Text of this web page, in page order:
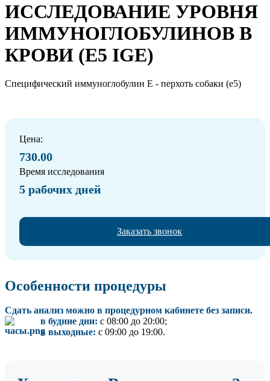
ИССЛЕДОВАНИЕ УРОВНЯ
ИММУНОГЛОБУЛИНОВ В
КРОВИ (E5 IGE)
Специфический иммуноглобулин Е - перхоть собаки (е5)
Цена:
730.00
Время исследования
5 рабочих дней
Заказать звонок
Особенности процедуры
Сдать анализ можно в процедурном кабинете без записи.
в будние дни: с 08:00 до 20:00;
в выходные: с 09:00 до 19:00.